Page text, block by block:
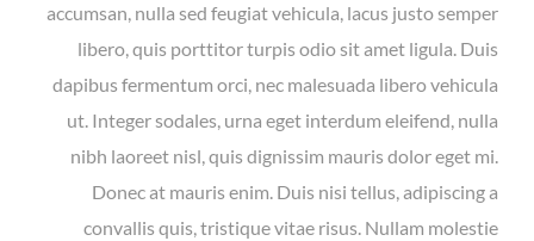
accumsan, nulla sed feugiat vehicula, lacus justo semper
libero, quis porttitor turpis odio sit amet ligula. Duis
dapibus fermentum orci, nec malesuada libero vehicula
ut. Integer sodales, urna eget interdum eleifend, nulla
nibh laoreet nisl, quis dignissim mauris dolor eget mi.
Donec at mauris enim. Duis nisi tellus, adipiscing a
convallis quis, tristique vitae risus. Nullam molestie